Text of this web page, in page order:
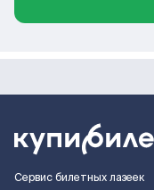
Сервис билетных лазеек